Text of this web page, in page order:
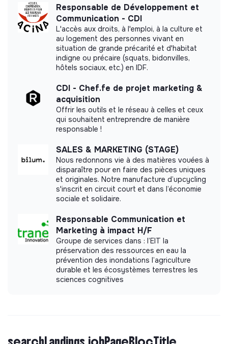
Un entretien manager avec une étude de cas
pratique à réaliser
Un entretien Associé pour le closing
Les échanges ont tous lieu dans nos locaux, la
rencontre en présentiel est importante pour nous ceci
afin que vous puissiez découvrir vos futurs collègues et
Certifié par B Corp
Did not yet add a transparency document.
Responsable de Développement et
Communication - CDI
L'accès aux droits, à l'emploi, à la culture et
au logement des personnes vivant en
situation de grande précarité et d'habitat
indigne ou précaire (squats, bidonvilles,
hôtels sociaux, etc.) en IDF.
CDI - Chef.fe de projet marketing &
acquisition
Offrir les outils et le réseau à celles et ceux
qui souhaitent entreprendre de manière
responsable !
SALES & MARKETING (STAGE)
Nous redonnons vie à des matières vouées à
disparaître pour en faire des pièces uniques
et originales. Notre manufacture d’upcycling
s'inscrit en circuit court et dans l’économie
sociale et solidaire.
Responsable Communication et
Marketing à impact H/F
Groupe de services dans : l’EIT la
préservation des ressources en eau la
prévention des inondations l’agriculture
durable et les écosystèmes terrestres les
sciences cognitives